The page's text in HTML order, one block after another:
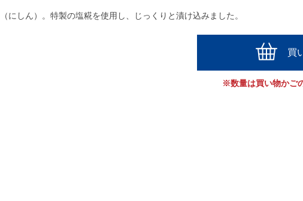
にしん）。特製の塩糀を使用し、じっくりと漬け込みました。
買
※数量は買い物かご